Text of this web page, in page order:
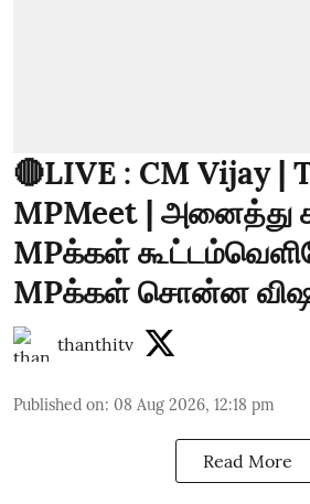
🔴LIVE : CM Vijay |
MPMeet | அனைத்து
MPக்கள்
MPக்கள் சொன்ன
thanthitv
Published on: 08 Aug 2026, 12:18 pm
Read More